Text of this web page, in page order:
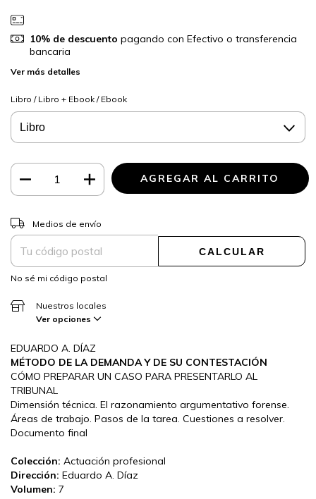
10% de descuento pagando con Efectivo o transferencia
bancaria
Ver más detalles
Libro / Libro + Ebook / Ebook
Entregas para el CP:
Medios de envío
CALCULAR
No sé mi código postal
Nuestros locales
Ver opciones
EDUARDO A. DÍAZ
MÉTODO DE LA DEMANDA Y DE SU CONTESTACIÓN
CÓMO PREPARAR UN CASO PARA PRESENTARLO AL
TRIBUNAL
Dimensión técnica. El razonamiento argumentativo forense.
Áreas de trabajo. Pasos de la tarea. Cuestiones a resolver.
Documento final
Colección: Actuación profesional
Dirección: Eduardo A. Díaz
Volumen: 7